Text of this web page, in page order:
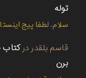
توله
سلام. لطفا پیج
قاسم بلقدر در
برن